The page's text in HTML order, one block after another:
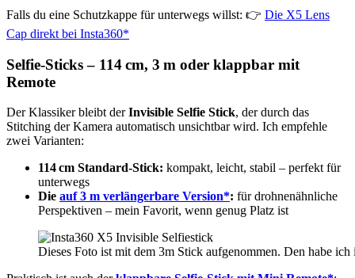
Falls du eine Schutzkappe für unterwegs willst: 👉 Die X5 Lens
Cap direkt bei Insta360*
Selfie-Sticks – 114 cm, 3 m oder klappbar mit
Remote
Der Klassiker bleibt derInvisible Selfie Stick, der durch das
Stitching der Kamera automatisch unsichtbar wird. Ich empfehle
zwei Varianten:
114 cm Standard-Stick: kompakt, leicht, stabil – perfekt für
unterwegs
Die auf 3 m verlängerbare Version*: für drohnenähnliche
Perspektiven – mein Favorit, wenn genug Platz ist
Dieses Foto ist mit dem 3m Stick aufgenommen. Den habe